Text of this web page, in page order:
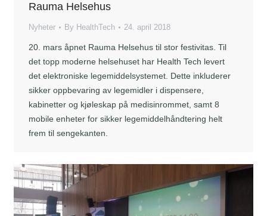
Rauma Helsehus
Nyheter By HealthTech 24. april 2018
20. mars åpnet Rauma Helsehus til stor festivitas. Til
det topp moderne helsehuset har Health Tech levert
det elektroniske legemiddelsystemet. Dette inkluderer
sikker oppbevaring av legemidler i dispensere,
kabinetter og kjøleskap på medisinrommet, samt 8
mobile enheter for sikker legemiddelhåndtering helt
frem til sengekanten.